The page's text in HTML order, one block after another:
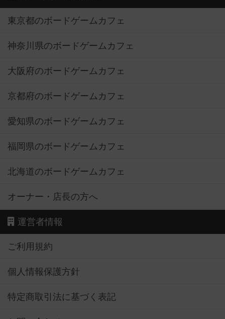
東京都のボードゲームカフェ
神奈川県のボードゲームカフェ
大阪府のボードゲームカフェ
京都府のボードゲームカフェ
愛知県のボードゲームカフェ
福岡県のボードゲームカフェ
北海道のボードゲームカフェ
オーナー・店長の方へ
運営者情報
ご利用規約
個人情報保護方針
特定商取引法に基づく表記